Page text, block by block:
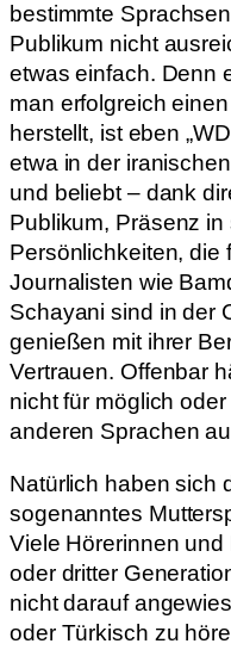
bestimmte
Publikum nicht
etwas einfach. Denn
man erfolgreich
herstellt, ist eben
etwa in der
und beliebt – dank
Publikum, Präsenz
Persönlichkeiten, die
Journalisten wie
Schayani sind in der
genießen mit ihrer
Vertrauen. Offenbar
nicht für möglich
anderen Sprachen
Natürlich haben sich
sogenanntes
Viele Hörerinnen
oder dritter
nicht darauf
oder Türkisch zu